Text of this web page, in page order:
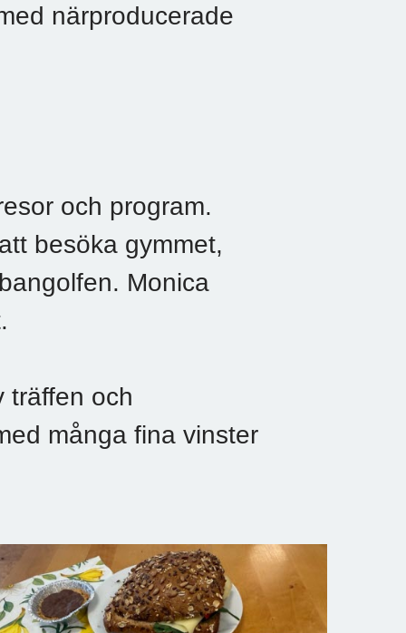
närproducerade
och program.
besöka gymmet,
Monica
träffen och
många fina vinster